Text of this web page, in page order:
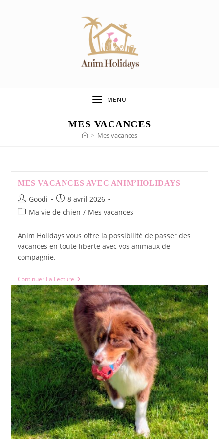
MENU
MES VACANCES
> Mes vacances
MES VACANCES AVEC ANIM’HOLIDAYS
Auteur/autrice
de
Goodi
Publication
publiée :
8 avril 2026
PostMa vie de chien / Mes vacances
Anim Holidays vous offre la possibilité de passer des
vacances en toute liberté avec vos animaux de
compagnie.
Continuer La LectureMes
Vacances
Avec
Anim’Holidays